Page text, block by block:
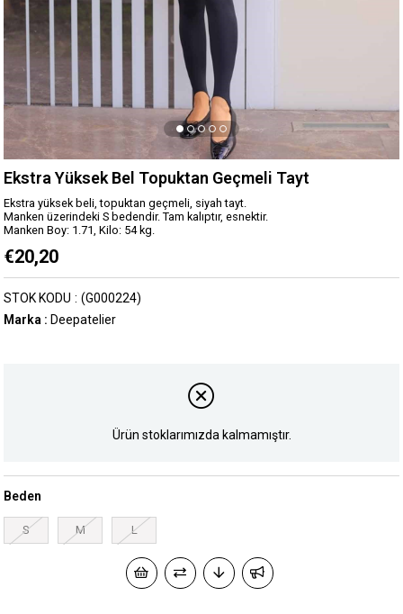
Ekstra Yüksek Bel Topuktan Geçmeli Tayt
Ekstra yüksek beli, topuktan geçmeli, siyah tayt.
Manken üzerindeki S bedendir. Tam kalıptır, esnektir.
Manken Boy: 1.71, Kilo: 54 kg.
€20,20
(G000224)
STOK KODU
Marka : Deepatelier
Ürün stoklarımızda kalmamıştır.
Beden
S M L